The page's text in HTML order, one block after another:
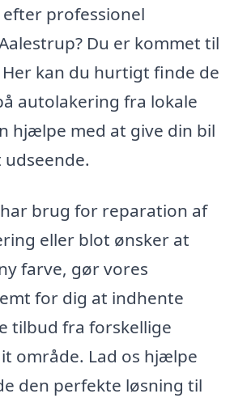
professionel
Du er kommet til
kan du hurtigt finde de
autolakering fra lokale
hjælpe med at give din bil
brug for reparation af
eller blot ønsker at
farve, gør vores
for dig at indhente
tilbud fra forskellige
område. Lad os hjælpe
den perfekte løsning til